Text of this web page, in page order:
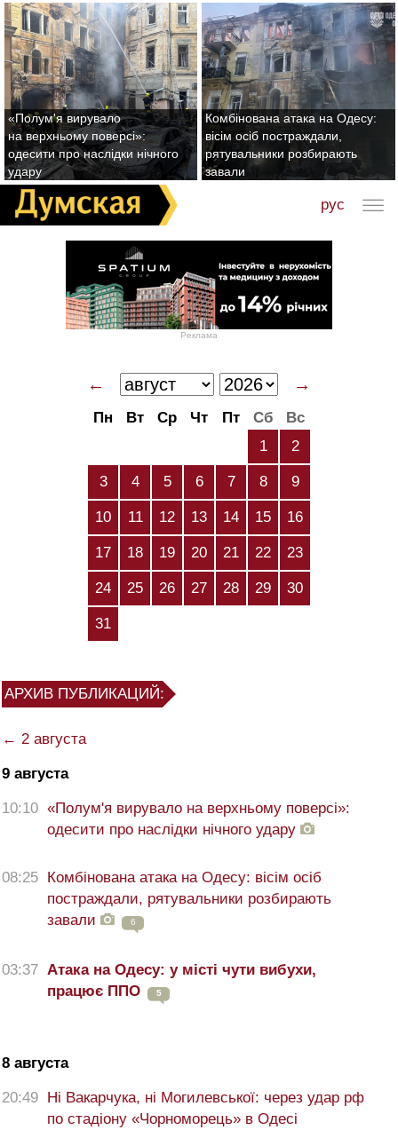
«Полум'я вирувало
на верхньому поверсі»:
одесити про наслідки нічного
удару
Комбінована атака на Одесу:
вісім осіб постраждали,
рятувальники розбирають
завали
рус
Реклама
← →
Пн Вт Ср Чт Пт Сб
Вс
1
2
3 4 5 6 7 8 9
10 11 12 13 14 15 16
17 18 19 20 21 22 23
24 25 26 27 28 29 30
31
АРХИВ ПУБЛИКАЦИЙ:
← 2 августа
9 августа
10:10 «Полум'я вирувало на верхньому поверсі»:
одесити про наслідки нічного удару
08:25 Комбінована атака на Одесу: вісім осіб
постраждали, рятувальники розбирають
завали
6
03:37 Атака на Одесу: у місті чути вибухи,
працює ППО
5
8 августа
20:49 Ні Вакарчука, ні Могилевської: через удар рф
по стадіону «Чорноморець» в Одесі